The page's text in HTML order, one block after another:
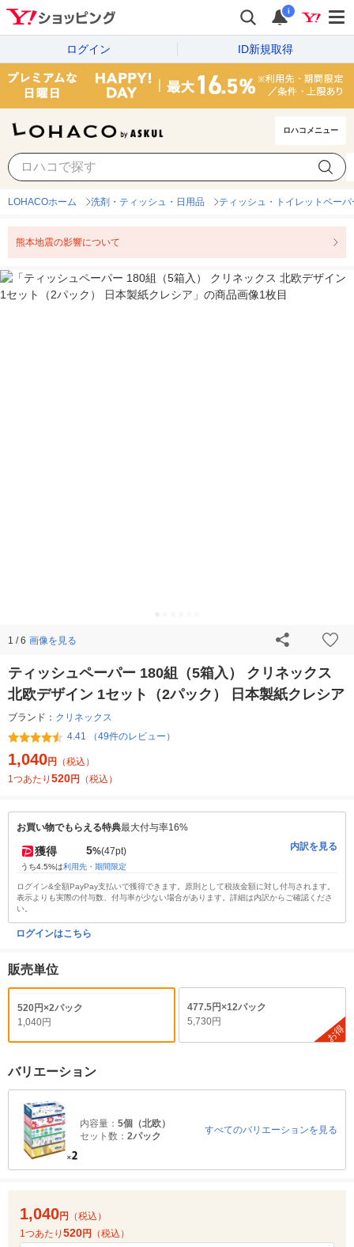
i
ログイン ID新規取得
ロハコメニュー
LOHACOホーム 洗剤・ティッシュ・日用品 ティッシュ・トイレットペーパ
熊本地震の影響について
1 / 6 画像を見る
ティッシュペーパー 180組（5箱入） クリネックス
北欧デザイン 1セット（2パック） 日本製紙クレシア
ブランド： クリネックス
4.41 （49件のレビュー）
1,040円
（税込）
1つあたり 520円 （税込）
お買い物でもらえる特典最大付与率16%
獲得 5%(47pt)
うち4.5%は利用先・期間限定
内訳を見る
ログイン&全額PayPay支払いで獲得できます。原則として税抜金額に対し付与されます。
表示よりも実際の付与数、付与率が少ない場合があります。詳細は内訳からご確認くださ
い。
ログインはこちら
販売単位
520円×2パック
1,040円
477.5円×12パック
5,730円
お得
バリエーション
内容量： 5個（北欧）
セット数： 2パック
すべてのバリエーションを見る
1,040円
（税込）
1つあたり 520円 （税込）